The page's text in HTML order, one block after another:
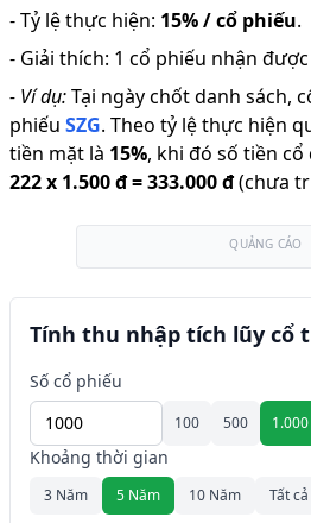
-Tỷ lệ thực hiện: 15% / cổ phiếu.
- Giải thích: 1 cổ phiếu nhận
- Ví dụ:Tại ngày chốt danh sách,
phiếu SZG. Theo tỷ lệ thực hiện
tiền mặt là 15%, khi đó số tiền cổ
222x 1.500 đ=333.000 đ(chưa
QUẢNG CÁO
Tính thu nhập tích lũy cổ
Số cổ phiếu
100 500 1.000
Khoảng thời gian
3 Năm 5 Năm 10 Năm Tất cả